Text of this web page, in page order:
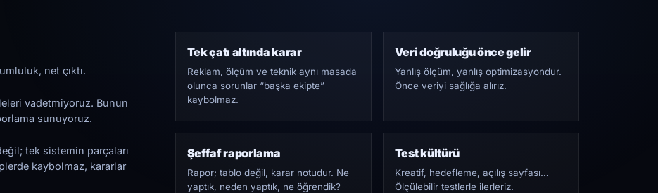
net çıktı.
vadetmiyoruz. Bunun
sunuyoruz.
tek sistemin parçaları
kaybolmaz, kararlar
Tek çatı altında karar
Reklam, ölçüm ve teknik aynı masada
olunca sorunlar “başka ekipte”
kaybolmaz.
Veri doğruluğu önce gelir
Yanlış ölçüm, yanlış optimizasyondur.
Önce veriyi sağlığa alırız.
Şeffaf raporlama
Rapor; tablo değil, karar notudur. Ne
yaptık, neden yaptık, ne öğrendik?
Test kültürü
Kreatif, hedefleme, açılış sayfası…
Ölçülebilir testlerle ilerleriz.